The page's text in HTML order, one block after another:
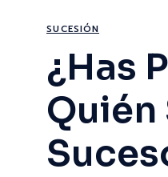
SUCESIÓN
¿Has
Quién